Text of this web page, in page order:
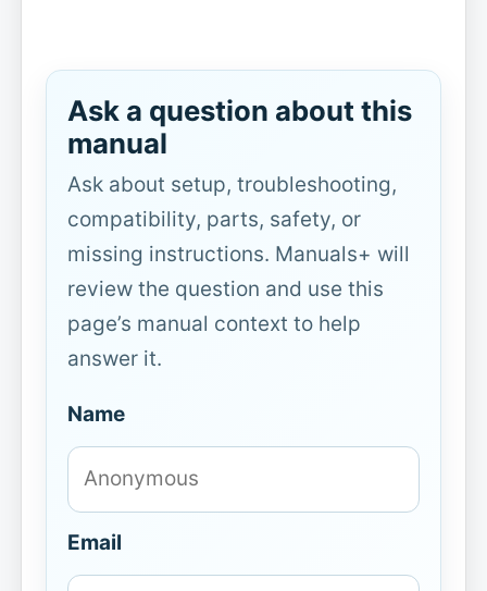
Ask a question about this
manual
Ask about setup, troubleshooting,
compatibility, parts, safety, or
missing instructions. Manuals+ will
review the question and use this
page’s manual context to help
answer it.
Name
Email